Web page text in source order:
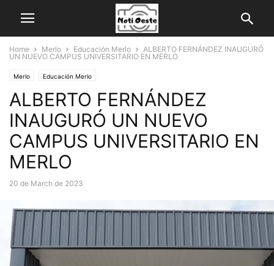
Home Merlo Educación Merlo
ALBERTO FERNÁNDEZ INAUGURÓ
UN NUEVO CAMPUS UNIVERSITARIO EN MERLO
Merlo Educación Merlo
ALBERTO FERNÁNDEZ
INAUGURÓ UN NUEVO
CAMPUS UNIVERSITARIO EN
MERLO
20 de March de 2023